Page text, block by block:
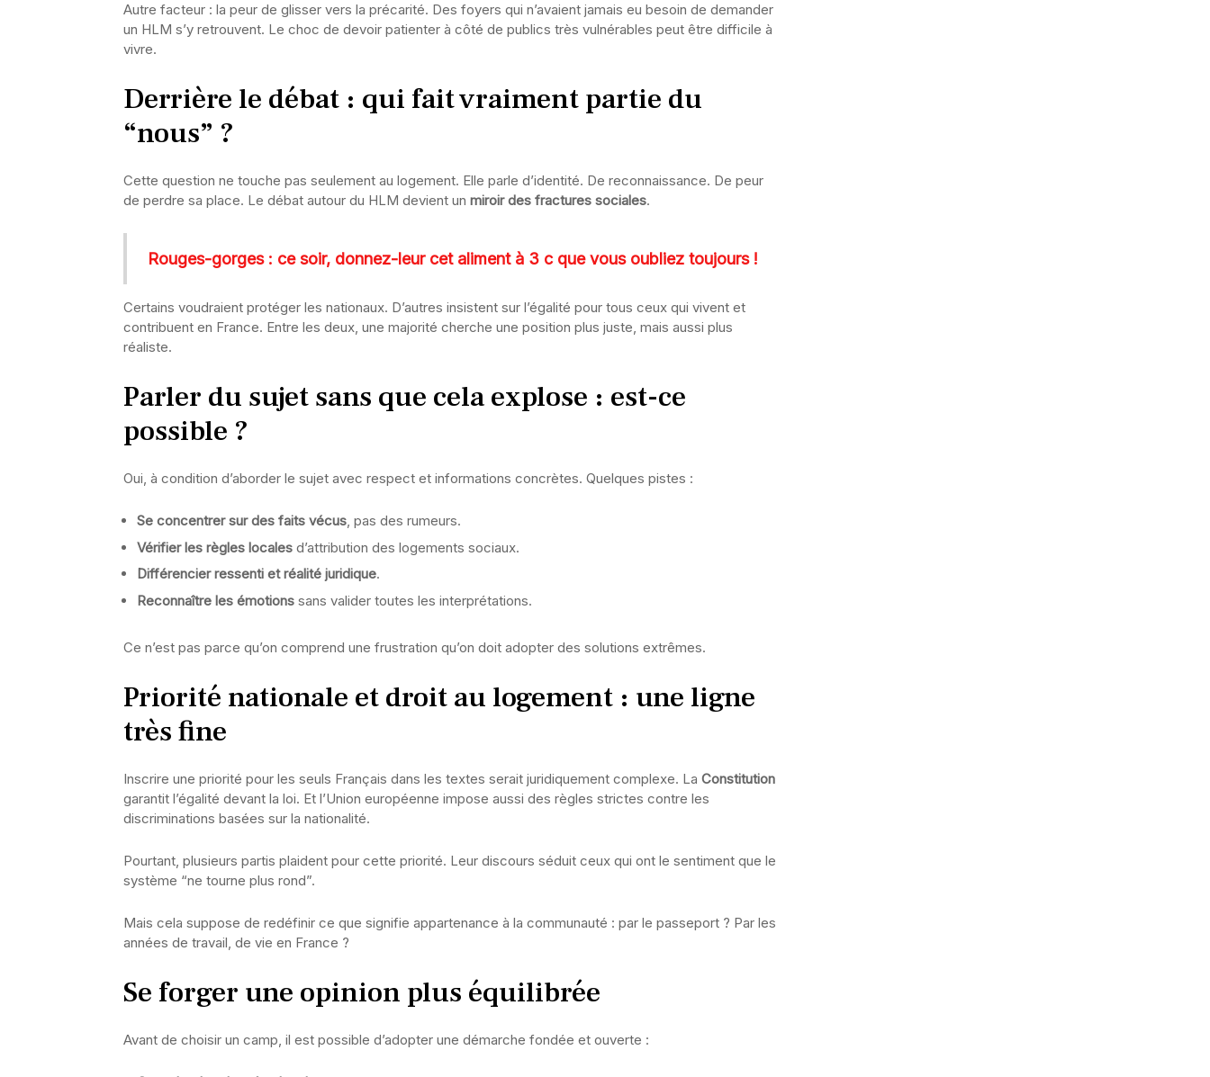
Autre facteur : la peur de glisser vers la précarité. Des foyers qui n’avaient jamais eu besoin de demander
un HLM s’y retrouvent. Le choc de devoir patienter à côté de publics très vulnérables peut être difficile à
vivre.
Derrière le débat : qui fait vraiment partie du
“nous” ?
Cette question ne touche pas seulement au logement. Elle parle d’identité. De reconnaissance. De peur
de perdre sa place. Le débat autour du HLM devient un miroir des fractures sociales.
Rouges-gorges : ce soir, donnez-leur cet aliment à 3 c que vous oubliez toujours !
Certains voudraient protéger les nationaux. D’autres insistent sur l’égalité pour tous ceux qui vivent et
contribuent en France. Entre les deux, une majorité cherche une position plus juste, mais aussi plus
réaliste.
Parler du sujet sans que cela explose : est-ce
possible ?
Oui, à condition d’aborder le sujet avec respect et informations concrètes. Quelques pistes :
Se concentrer sur des faits vécus, pas des rumeurs.
Vérifier les règles locales d’attribution des logements sociaux.
Différencier ressenti et réalité juridique.
Reconnaître les émotions sans valider toutes les interprétations.
Ce n’est pas parce qu’on comprend une frustration qu’on doit adopter des solutions extrêmes.
Priorité nationale et droit au logement : une ligne
très fine
Inscrire une priorité pour les seuls Français dans les textes serait juridiquement complexe. La Constitution
garantit l’égalité devant la loi. Et l’Union européenne impose aussi des règles strictes contre les
discriminations basées sur la nationalité.
Pourtant, plusieurs partis plaident pour cette priorité. Leur discours séduit ceux qui ont le sentiment que le
système “ne tourne plus rond”.
Mais cela suppose de redéfinir ce que signifie appartenance à la communauté : par le passeport ? Par les
années de travail, de vie en France ?
Se forger une opinion plus équilibrée
Avant de choisir un camp, il est possible d’adopter une démarche fondée et ouverte :